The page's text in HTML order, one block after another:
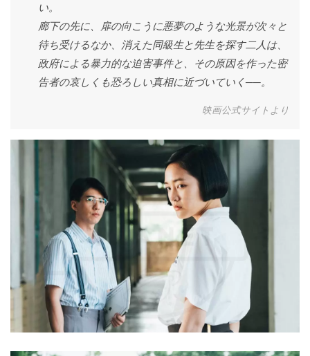
い。
廊下の先に、扉の向こうに悪夢のような光景が次々と
待ち受けるなか、消えた同級生と先生を探す二人は、
政府による暴力的な迫害事件と、その原因を作った密
告者の哀しくも恐ろしい真相に近づいていく──。
映画公式サイトより